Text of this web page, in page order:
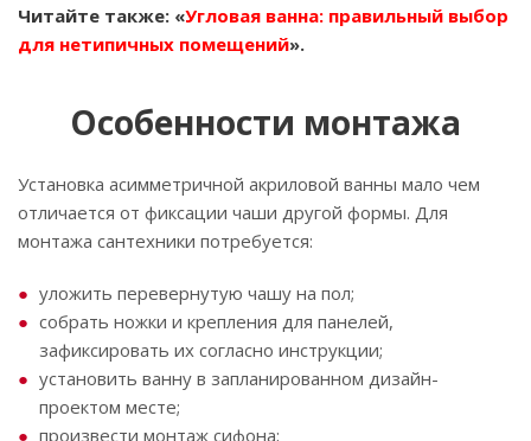
Читайте также: «Угловая ванна: правильный выбор
для нетипичных помещений».
Особенности монтажа
Установка асимметричной акриловой ванны мало чем
отличается от фиксации чаши другой формы. Для
монтажа сантехники потребуется:
уложить перевернутую чашу на пол;
собрать ножки и крепления для панелей,
зафиксировать их согласно инструкции;
установить ванну в запланированном дизайн-
проектом месте;
произвести монтаж сифона;